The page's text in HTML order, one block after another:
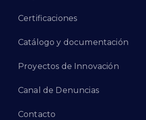
Certificaciones
Catálogo y documentación
Proyectos de Innovación
Canal de Denuncias
Contacto